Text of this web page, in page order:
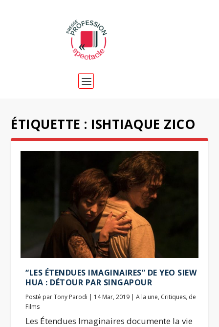
ÉTIQUETTE : ISHTIAQUE ZICO
“LES ÉTENDUES IMAGINAIRES” DE YEO SIEW
HUA : DÉTOUR PAR SINGAPOUR
Posté parTony Parodi | 14 Mar, 2019 |A la une, Critiques, de
Films
Les Étendues Imaginaires documente la vie